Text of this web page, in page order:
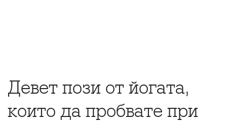
Девет пози от йогата,
които да пробвате при